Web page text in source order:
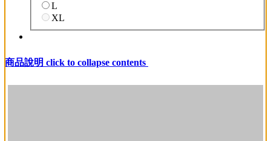
L
XL
商品說明 click to collapse contents